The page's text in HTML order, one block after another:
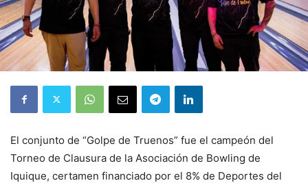
El conjunto de “Golpe de Truenos” fue el campeón del
Torneo de Clausura de la Asociación de Bowling de
Iquique, certamen financiado por el 8% de Deportes del